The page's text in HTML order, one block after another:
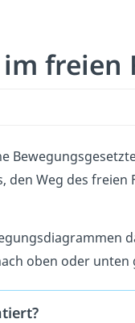
freien
Weg des
oben oder unten